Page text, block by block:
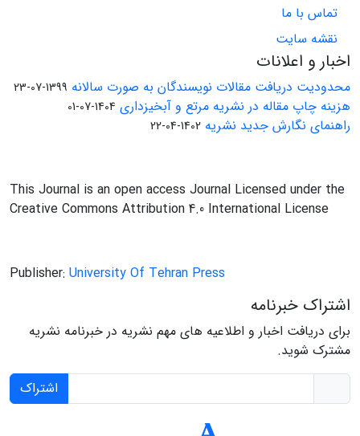
تماس با ما
نقشه سایت
اخبار و اعلانات
محدودیت دریافت مقالات نویسندگان به صورت سالانه 1399-07-23
هزینه چاپ مقاله در نشریه مرتع و آبخیزداری 1404-07-01
راهنمای نگارش جدید نشریه 1402-04-22
This Journal is an open access Journal Licensed under the
Creative Commons Attribution 4.0 International License
Publisher: University Of Tehran Press
اشتراک خبرنامه
برای دریافت اخبار و اطلاعیه های مهم نشریه در خبرنامه نشریه
مشترک شوید.
اشتراک